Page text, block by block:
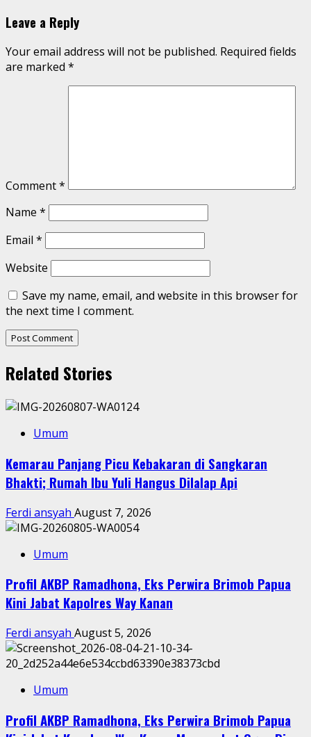
Leave a Reply
Your email address will not be published. Required fields
are marked *
Comment*
Name *
Email *
Website
Save my name, email, and website in this browser for
the next time I comment.
Related Stories
Umum
Kemarau Panjang Picu Kebakaran di Sangkaran
Bhakti; Rumah Ibu Yuli Hangus Dilalap Api
Ferdi ansyah August 7, 2026
Umum
Profil AKBP Ramadhona, Eks Perwira Brimob Papua
Kini Jabat Kapolres Way Kanan
Ferdi ansyah August 5, 2026
Umum
Profil AKBP Ramadhona, Eks Perwira Brimob Papua